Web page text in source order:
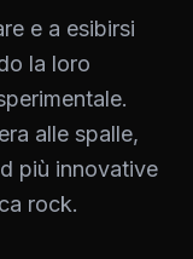
e a esibirsi
la loro
alle spalle,
più innovative
rock.